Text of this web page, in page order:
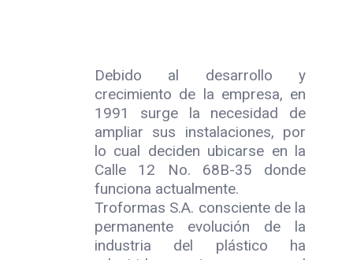
Debido al desarrollo y
crecimiento de la empresa, en
1991 surge la necesidad de
ampliar sus instalaciones, por
lo cual deciden ubicarse en la
Calle 12 No. 68B-35 donde
funciona actualmente.
Troformas S.A. consciente de la
permanente evolución de la
industria del plástico ha